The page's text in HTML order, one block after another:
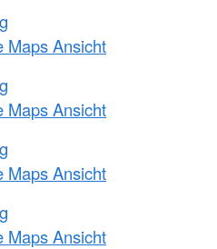
Maps Ansicht
Maps Ansicht
Maps Ansicht
Maps Ansicht